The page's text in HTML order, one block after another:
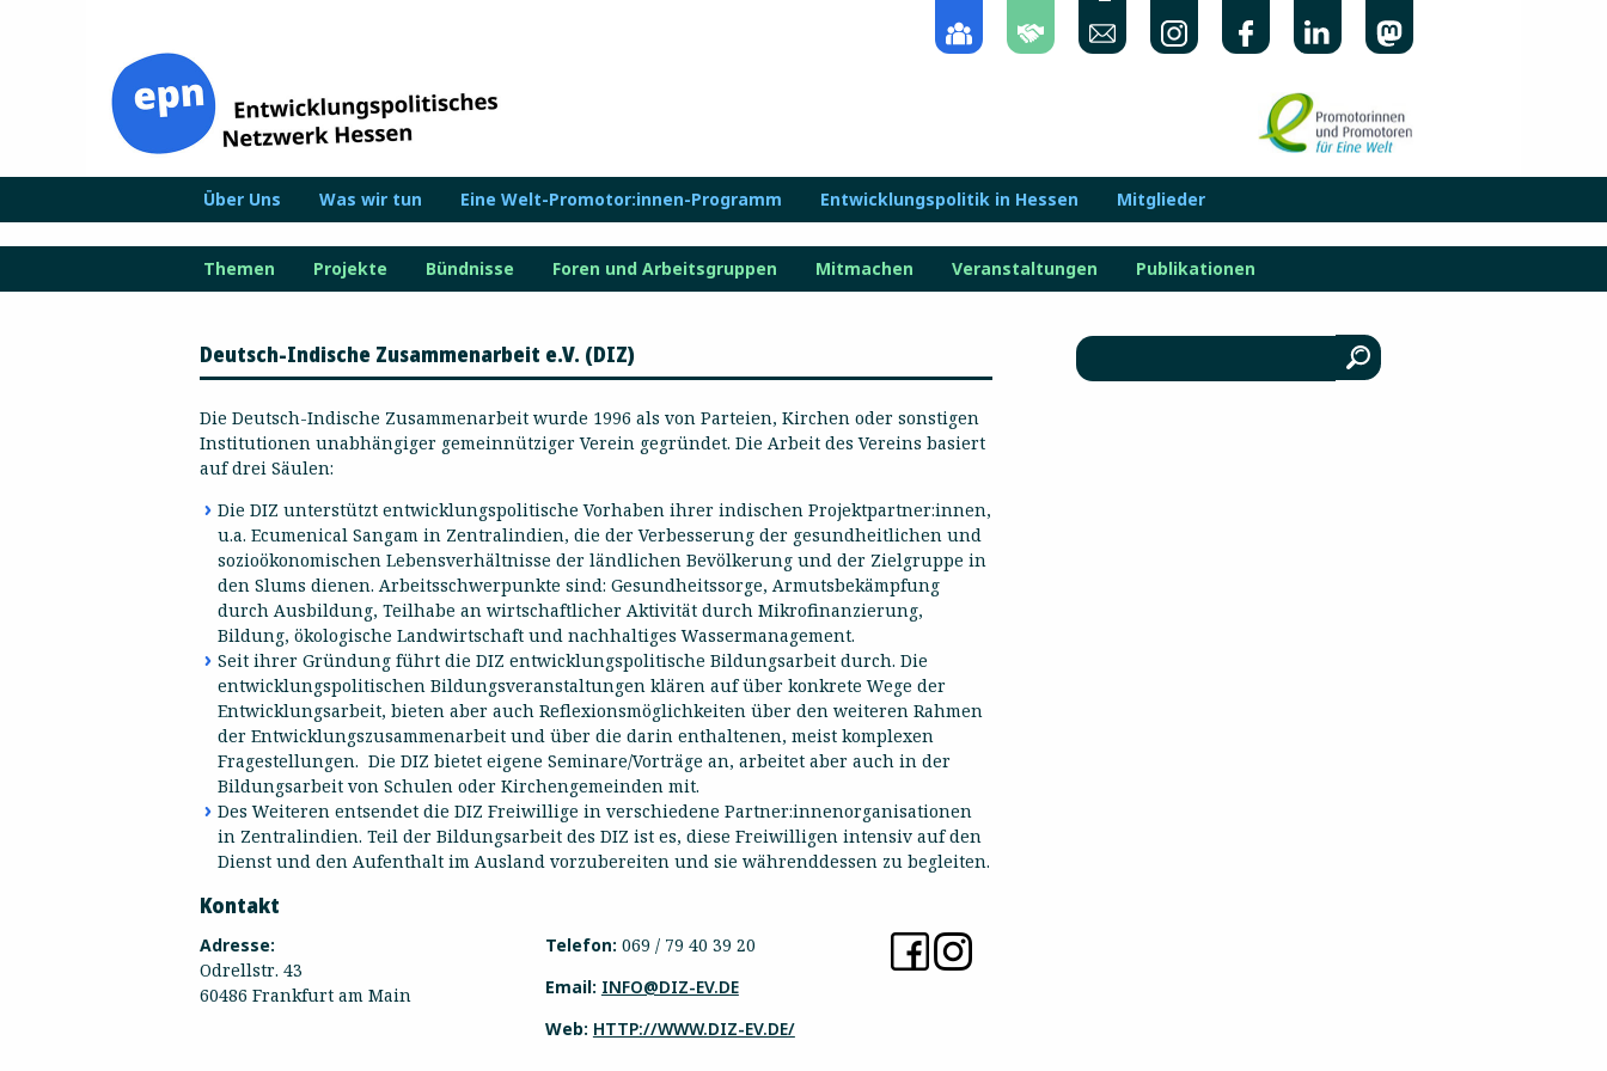
Über Uns Was wir tun Eine Welt-Promotor:innen-Programm Entwicklungspolitik in Hessen Mitglieder
Themen Projekte Bündnisse Foren und Arbeitsgruppen Mitmachen Veranstaltungen Publikationen
Deutsch-Indische Zusammenarbeit e.V. (DIZ)
Die Deutsch-Indische Zusammenarbeit wurde 1996 als von Parteien, Kirchen oder sonstigen
Institutionen unabhängiger gemeinnütziger Verein gegründet. Die Arbeit des Vereins basiert
auf drei Säulen:
Die DIZ unterstützt entwicklungspolitische Vorhaben ihrer indischen Projektpartner:innen,
u.a. Ecumenical Sangam in Zentralindien, die der Verbesserung der gesundheitlichen und
sozioökonomischen Lebensverhältnisse der ländlichen Bevölkerung und der Zielgruppe in
den Slums dienen. Arbeitsschwerpunkte sind: Gesundheitssorge, Armutsbekämpfung
durch Ausbildung, Teilhabe an wirtschaftlicher Aktivität durch Mikrofinanzierung,
Bildung, ökologische Landwirtschaft und nachhaltiges Wassermanagement.
Seit ihrer Gründung führt die DIZ entwicklungspolitische Bildungsarbeit durch. Die
entwicklungspolitischen Bildungsveranstaltungen klären auf über konkrete Wege der
Entwicklungsarbeit, bieten aber auch Reflexionsmöglichkeiten über den weiteren Rahmen
der Entwicklungszusammenarbeit und über die darin enthaltenen, meist komplexen
Fragestellungen. Die DIZ bietet eigene Seminare/Vorträge an, arbeitet aber auch in der
Bildungsarbeit von Schulen oder Kirchengemeinden mit.
Des Weiteren entsendet die DIZ Freiwillige in verschiedene Partner:innenorganisationen
in Zentralindien. Teil der Bildungsarbeit des DIZ ist es, diese Freiwilligen intensiv auf den
Dienst und den Aufenthalt im Ausland vorzubereiten und sie währenddessen zu begleiten.
Kontakt
Adresse:
Odrellstr. 43
60486 Frankfurt am Main
Telefon: 069 / 79 40 39 20
Email: INFO@DIZ-EV.DE
Web: HTTP://WWW.DIZ-EV.DE/